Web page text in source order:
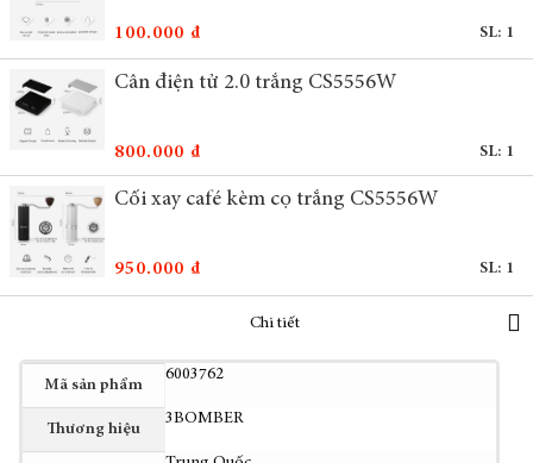
100.000 ₫ SL: 1
Cân điện tử 2.0 trắng CS5556W
800.000 ₫ SL: 1
Cối xay café kèm cọ trắng CS5556W
950.000 ₫ SL: 1
Chi tiết
Mã sản phẩm
6003762
Thương hiệu
3BOMBER